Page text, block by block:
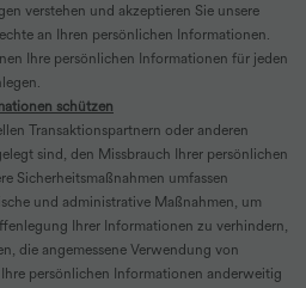
verstehen und akzeptieren Sie unsere
an Ihren persönlichen Informationen.
Ihre persönlichen Informationen für jeden
schützen
Transaktionspartnern oder anderen
sind, den Missbrauch Ihrer persönlichen
Sicherheitsmaßnahmen umfassen
und administrative Maßnahmen, um
Ihrer Informationen zu verhindern,
die angemessene Verwendung von
persönlichen Informationen anderweitig